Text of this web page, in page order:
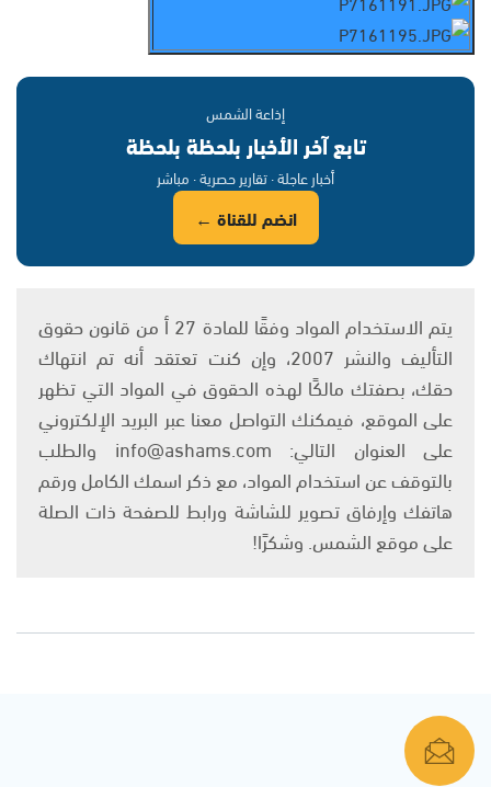
إذاعة الشمس
تابع آخر الأخبار بلحظة بلحظة
أخبار عاجلة · تقارير حصرية · مباشر
انضم للقناة ←
يتم الاستخدام المواد وفقًا للمادة 27 أ من قانون حقوق
التأليف والنشر 2007، وإن كنت تعتقد أنه تم انتهاك
حقك، بصفتك مالكًا لهذه الحقوق في المواد التي تظهر
على الموقع، فيمكنك التواصل معنا عبر البريد الإلكتروني
على العنوان التالي: info@ashams.com والطلب
بالتوقف عن استخدام المواد، مع ذكر اسمك الكامل ورقم
هاتفك وإرفاق تصوير للشاشة ورابط للصفحة ذات الصلة
على موقع الشمس. وشكرًا!